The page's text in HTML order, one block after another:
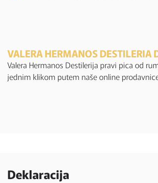
VALERA HERMANOS DESTILERIA
Valera Hermanos Destilerija pravi pica od
jednim klikom putem naše online
Deklaracija